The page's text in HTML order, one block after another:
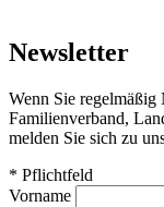
Newsletter
Wenn Sie regelmäßig
Familienverband,
melden Sie sich zu
* Pflichtfeld
Vorname